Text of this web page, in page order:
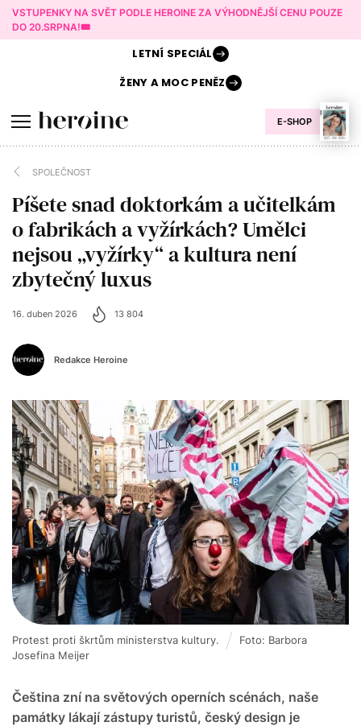
VSTUPENKY NA SVĚT PODLE HEROINE ZA VÝHODNĚJŠÍ CENU POUZE
DO 20.SRPNA!🎟️
E-SHOP
LETNÍ SPECIÁL
ŽENY AMOC PENĚZ
SPOLEČNOST
Píšete snad doktorkám a učitelkám
o fabrikách a vyžírkách? Umělci
nejsou „vyžírky“ a kultura není
zbytečný luxus
Redakce Heroine
16. duben 2026 13 804
Čeština zní na světových operních scénách, naše
památky lákají zástupy turistů, český design je
Protest proti škrtům ministerstva kultury.
Foto: Barbora
Josefina Meijer